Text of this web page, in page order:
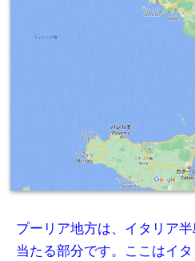
プーリア地方は、イタリア
当たる部分です。ここはイ